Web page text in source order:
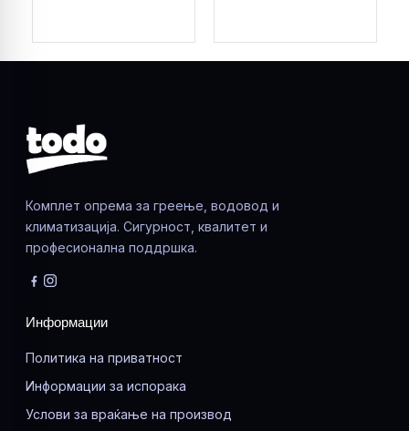
Комплет опрема за греење, водовод и
климатизација. Сигурност, квалитет и
професионална поддршка.
Информации
Политика на приватност
Информации за испорака
Услови за враќање на производ